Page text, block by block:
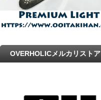
OVERHOLICメルカリストア